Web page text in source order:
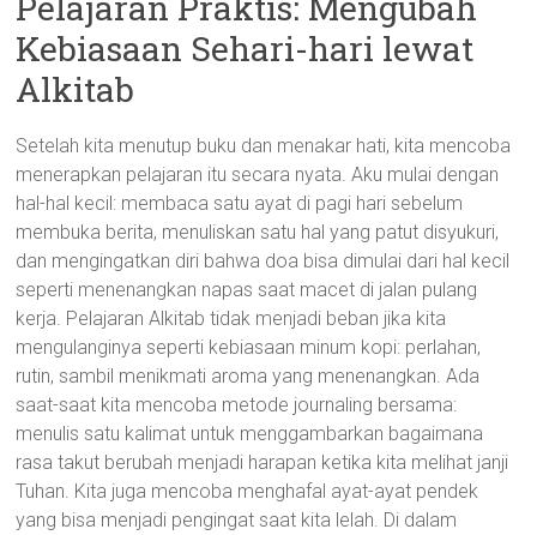
Kebiasaan Sehari-hari lewat
Alkitab
Setelah kita menutup buku dan menakar hati, kita mencoba
menerapkan pelajaran itu secara nyata. Aku mulai dengan
hal-hal kecil: membaca satu ayat di pagi hari sebelum
membuka berita, menuliskan satu hal yang patut disyukuri,
dan mengingatkan diri bahwa doa bisa dimulai dari hal kecil
seperti menenangkan napas saat macet di jalan pulang
kerja. Pelajaran Alkitab tidak menjadi beban jika kita
mengulanginya seperti kebiasaan minum kopi: perlahan,
rutin, sambil menikmati aroma yang menenangkan. Ada
saat-saat kita mencoba metode journaling bersama:
menulis satu kalimat untuk menggambarkan bagaimana
rasa takut berubah menjadi harapan ketika kita melihat janji
Tuhan. Kita juga mencoba menghafal ayat-ayat pendek
yang bisa menjadi pengingat saat kita lelah. Di dalam